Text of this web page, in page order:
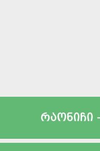
რაონიჩი